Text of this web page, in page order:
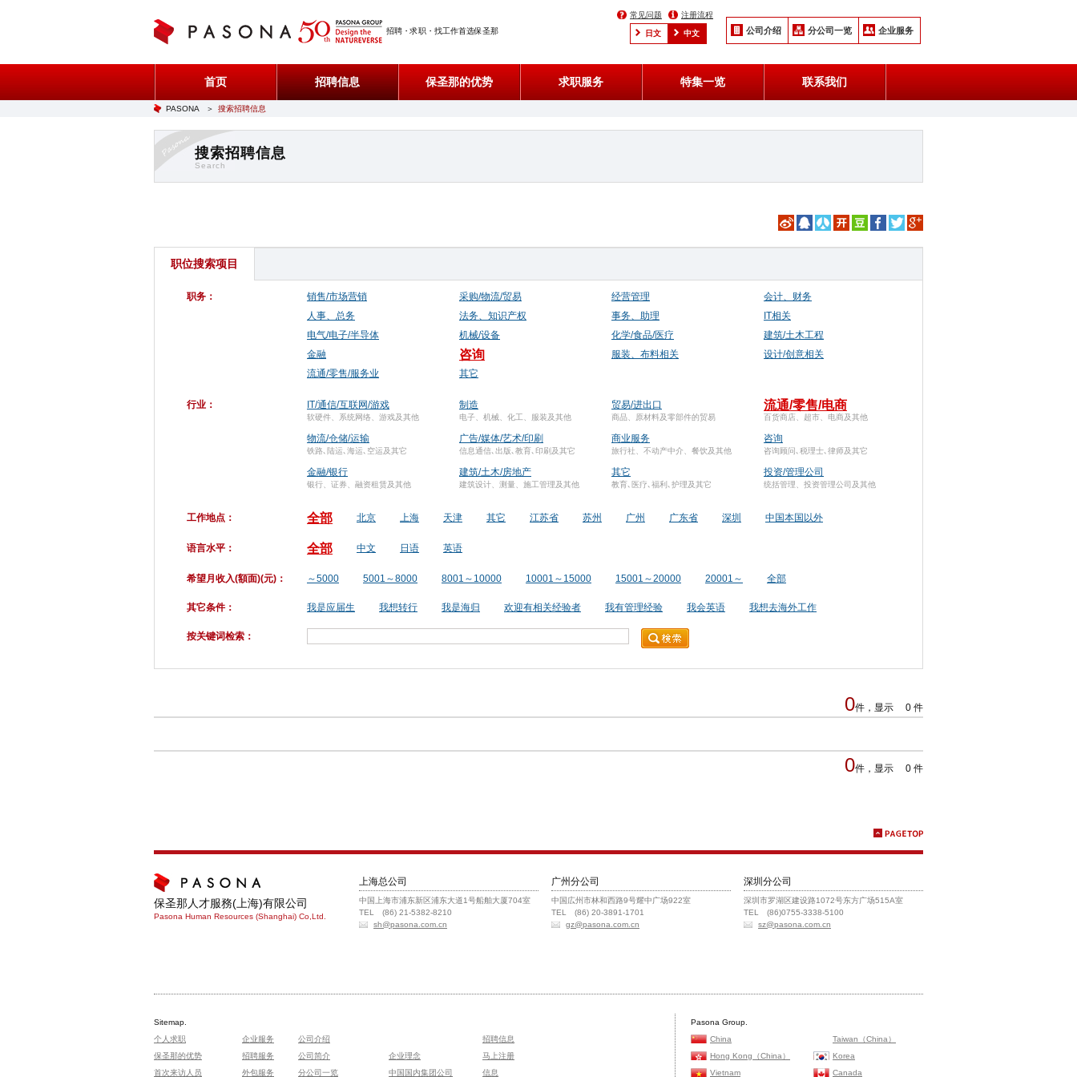
招聘・求职・找工作首选保圣那
常见问题 注册流程
日文 中文 公司介绍 分公司一览 企业服务
首页 招聘信息 保圣那的优势 求职服务 特集一览 联系我们
PASONA ＞ 搜索招聘信息
搜索招聘信息
Search
职位搜索项目
职务： 销售/市场营销 采购/物流/贸易 经营管理
会计、财务
人事、总务
法务、知识产权 事务、助理
IT相关
电气/电子/半导体
机械/设备 化学/食品/医疗
建筑/土木工程
金融
咨询 服装、布料相关
设计/创意相关
流通/零售/服务业
其它
行业： IT/通信/互联网/游戏
软硬件、系统网络、游戏及其他
制造
电子、机械、化工、服装及其他
贸易/进出口
商品、原材料及零部件的贸易
流通/零售/电商
百货商店、超市、电商及其他
物流/仓储/运输
铁路､陆运､海运､空运及其它
广告/媒体/艺术/印刷
信息通信､出版､教育､印刷及其它
商业服务
旅行社、不动产中介、餐饮及其他
咨询
咨询顾问､税理士､律师及其它
金融/银行
银行、证券、融资租赁及其他
建筑/土木/房地产
建筑设计、测量、施工管理及其他
其它
教育､医疗､福利､护理及其它
投资/管理公司
统括管理、投资管理公司及其他
工作地点： 全部 北京 上海 天津 其它 江苏省 苏州 广州 广东省 深圳 中国本国以外
语言水平： 全部 中文 日语 英语
希望月收入(額面)(元)： ～5000 5001～8000 8001～10000 10001～15000 15001～20000 20001～ 全部
其它条件： 我是应届生 我想转行 我是海归 欢迎有相关经验者 我有管理经验 我会英语 我想去海外工作
按关键词检索：
0件，显示 0 件
0件，显示 0 件
保圣那人才服務(上海)有限公司
Pasona Human Resources (Shanghai) Co,Ltd.
上海总公司
中国上海市浦东新区浦东大道1号船舶大厦704室
TEL (86) 21-5382-8210
sh@pasona.com.cn
广州分公司
中国広州市林和西路9号耀中广场922室
TEL (86) 20-3891-1701
gz@pasona.com.cn
深圳分公司
深圳市罗湖区建设路1072号东方广场515A室
TEL (86)0755-3338-5100
sz@pasona.com.cn
Sitemap.
个人求职
保圣那的优势
首次来访人员
企业服务
招聘服务
外包服务
公司介绍
公司简介
企业理念
分公司一览
中国国内集团公司
招聘信息
马上注册
信息
Pasona Group.
China
Taiwan（China）
Hong Kong（China）
Korea
Vietnam
Canada